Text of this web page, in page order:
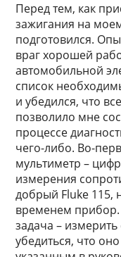
Перед тем, как
зажигания на
подготовился.
враг хорошей
автомобильной
список
и убедился, что
позволило мне
процессе
чего-либо. Во-
мультиметр –
измерения
добрый Fluke
временем прибор.
задача –
убедиться, что